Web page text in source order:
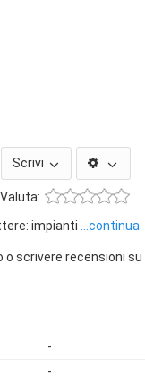
Scrivi
Valuta:
impianti
...continua
o scrivere recensioni su
-
-